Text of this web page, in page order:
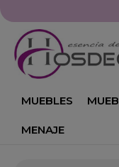
MUEBLES
MENAJE